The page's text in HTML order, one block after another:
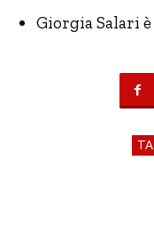
Giorgia Salari